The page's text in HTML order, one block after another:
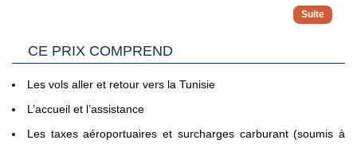
Pour les touristes français se rendant en Tunisie, il est
obligatoire de présenter un passeport valide au moins
visa n'est requis pour un séjour qui n'excède pas trois
séjour auprès du ministère de l'Intérieur tunisien. Les
Vous trouverez des informations plus complètes sur
l’ensemble des formalités, notamment administratives et
sanitaires sur le site France Diplomatie en
CE PRIX COMPREND
Les vols aller et retour vers la Tunisie
L’accueil et l’assistance
Les taxes aéroportuaires et surcharges carburant (soumis à